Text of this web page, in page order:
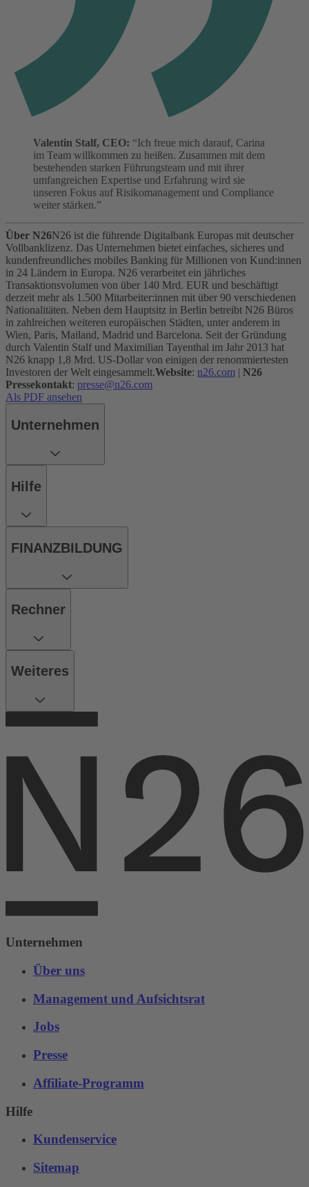
Valentin Stalf, CEO: “Ich freue mich darauf, Carina
im Team willkommen zu heißen. Zusammen mit dem
bestehenden starken Führungsteam und mit ihrer
umfangreichen Expertise und Erfahrung wird sie
unseren Fokus auf Risikomanagement und Compliance
weiter stärken.”
Über N26N26 ist die führende Digitalbank Europas mit deutscher
Vollbanklizenz. Das Unternehmen bietet einfaches, sicheres und
kundenfreundliches mobiles Banking für Millionen von Kund:innen
in 24 Ländern in Europa. N26 verarbeitet ein jährliches
Transaktionsvolumen von über 140 Mrd. EUR und beschäftigt
derzeit mehr als 1.500 Mitarbeiter:innen mit über 90 verschiedenen
Nationalitäten. Neben dem Hauptsitz in Berlin betreibt N26 Büros
in zahlreichen weiteren europäischen Städten, unter anderem in
Wien, Paris, Mailand, Madrid und Barcelona. Seit der Gründung
durch Valentin Stalf und Maximilian Tayenthal im Jahr 2013 hat
N26 knapp 1,8 Mrd. US-Dollar von einigen der renommiertesten
Investoren der Welt eingesammelt.Website: n26.com | N26
Pressekontakt: presse@n26.com
Als PDF ansehen
Unternehmen
Hilfe
FINANZBILDUNG
Rechner
Weiteres
Unternehmen
Über uns
Management und Aufsichtsrat
Jobs
Presse
Affiliate-Programm
Hilfe
Kundenservice
Sitemap